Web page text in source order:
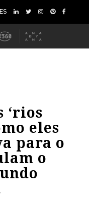
‘rios
eles
para o
o